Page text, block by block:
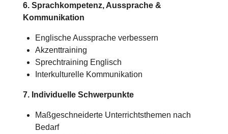
6. Sprachkompetenz, Aussprache &
Kommunikation
Englische Aussprache verbessern
Akzenttraining
Sprechtraining Englisch
Interkulturelle Kommunikation
7. Individuelle Schwerpunkte
Maßgeschneiderte Unterrichtsthemen nach
Bedarf